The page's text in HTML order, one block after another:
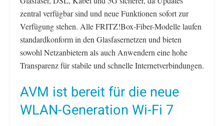
zentral verfügbar sind und neue Funktionen sofort zur
Verfügung stehen. Alle FRITZ!Box-Fiber-Modelle laufen
standardkonform in den Glasfasernetzen und bieten
sowohl Netzanbietern als auch Anwendern eine hohe
Transparenz für stabile und schnelle Internetverbindungen.
AVM ist bereit für die neue
WLAN-Generation Wi-Fi 7